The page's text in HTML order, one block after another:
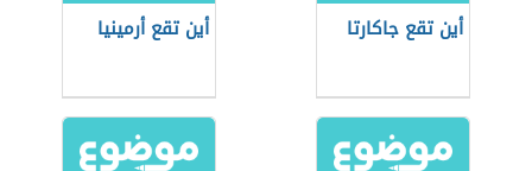
أين تقع جاكارتا أين تقع أرمينيا